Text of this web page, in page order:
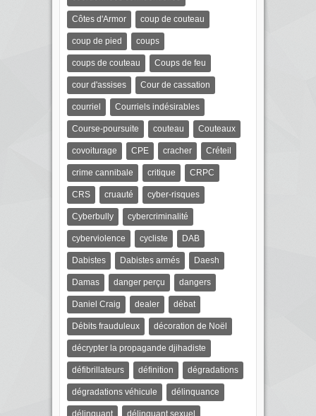
Côtes d'Armor coup de couteau
coup de pied coups
coups de couteau Coups de feu
cour d'assises Cour de cassation
courriel Courriels indésirables
Course-poursuite couteau Couteaux
covoiturage CPE cracher Créteil
crime cannibale critique CRPC
CRS cruauté cyber-risques
Cyberbully cybercriminalité
cyberviolence cycliste DAB
Dabistes Dabistes armés Daesh
Damas danger perçu dangers
Daniel Craig dealer débat
Débits frauduleux décoration de Noël
décrypter la propagande djihadiste
défibrillateurs définition dégradations
dégradations véhicule délinquance